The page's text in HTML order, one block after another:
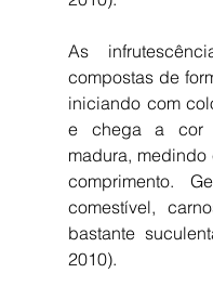
As
compostas de
iniciando com
e chega a cor
madura,
comprimento.
comestível,
bastante
2010).